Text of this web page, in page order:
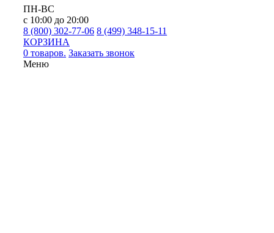
ПН-ВС
с 10:00 до 20:00
8 (800) 302-77-06 8 (499) 348-15-11
КОРЗИНА
0 товаров. Заказать звонок
Меню